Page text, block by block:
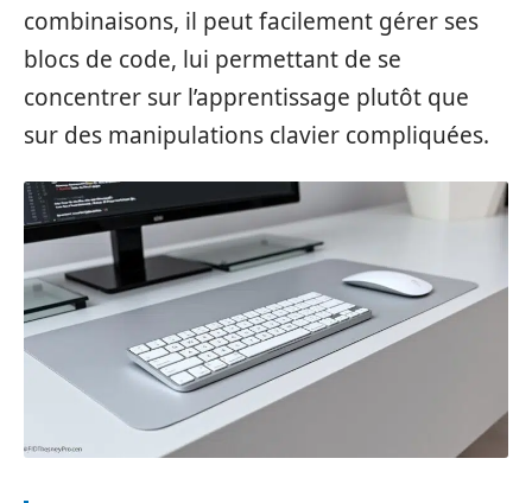
combinaisons, il peut facilement gérer ses
blocs de code, lui permettant de se
concentrer sur l’apprentissage plutôt que
sur des manipulations clavier compliquées.